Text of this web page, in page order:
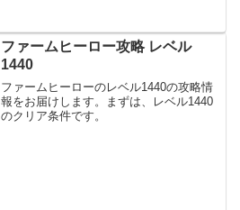
ファームヒーロー攻略 レベル
1440
ファームヒーローのレベル1440の攻略情
報をお届けします。まずは、レベル1440
のクリア条件です。